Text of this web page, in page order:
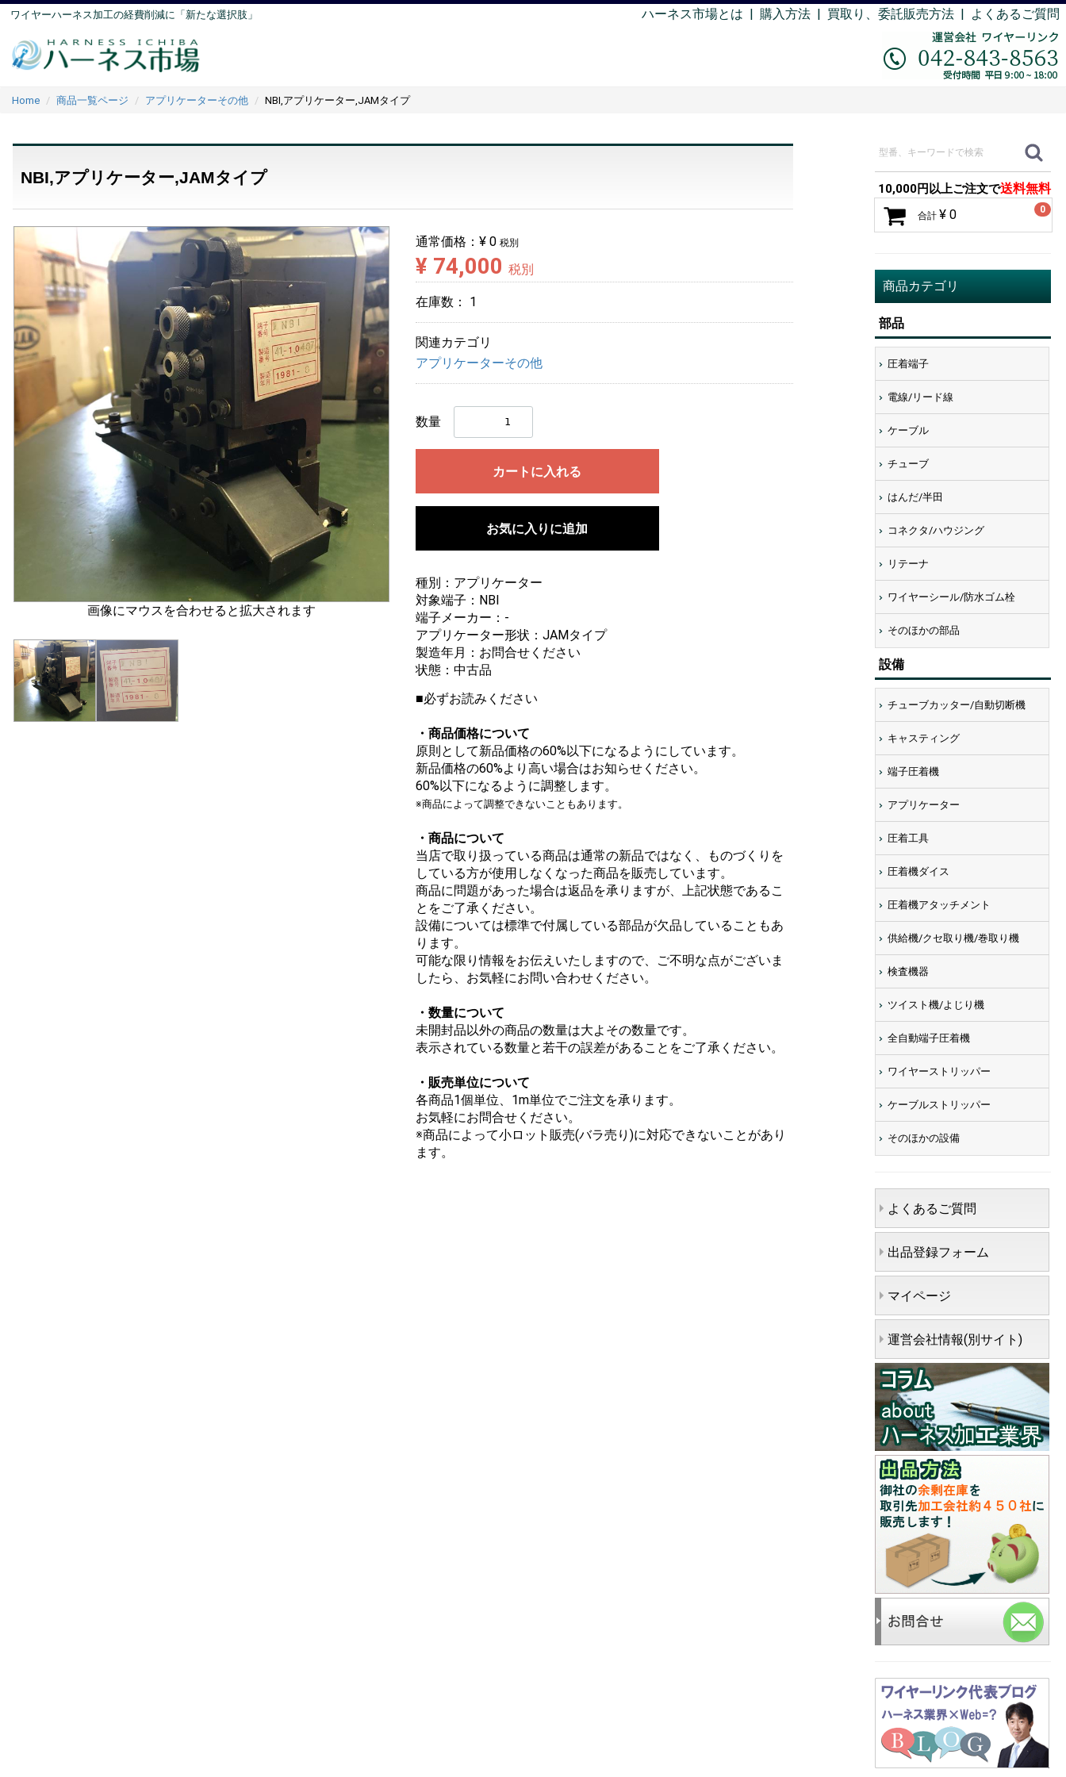
ワイヤーハーネス加工の経費削減に「新たな選択肢」 ハーネス市場とは | 購入方法 | 買取り、委託販売方法 | よくあるご質問
Home 商品一覧ページ アプリケーターその他 NBI,アプリケーター,JAMタイプ
NBI,アプリケーター,JAMタイプ
画像にマウスを合わせると拡大されます 画像にマウスを合わせると拡大されます 画像にマウスを合わせると拡大されま
通常価格： ¥ 0 税別
¥ 74,000 税別
在庫数： 1
関連カテゴリ
アプリケーターその他
数量
カートに入れる
お気に入りに追加
種別：アプリケーター
対象端子：NBI
端子メーカー：-
アプリケーター形状：JAMタイプ
製造年月：お問合せください
状態：中古品
■必ずお読みください
・商品価格について
原則として新品価格の60%以下になるようにしています。
新品価格の60%より高い場合はお知らせください。
60%以下になるように調整します。
※商品によって調整できないこともあります。
・商品について
当店で取り扱っている商品は通常の新品ではなく、ものづくりを
している方が使用しなくなった商品を販売しています。
商品に問題があった場合は返品を承りますが、上記状態であるこ
とをご了承ください。
設備については標準で付属している部品が欠品していることもあ
ります。
可能な限り情報をお伝えいたしますので、ご不明な点がございま
したら、お気軽にお問い合わせください。
・数量について
未開封品以外の商品の数量は大よその数量です。
表示されている数量と若干の誤差があることをご了承ください。
・販売単位について
各商品1個単位、1m単位でご注文を承ります。
お気軽にお問合せください。
※商品によって小ロット販売(バラ売り)に対応できないことがあり
ます。
10,000円以上ご注文で送料無料
0
合計 ¥ 0
商品カテゴリ
部品
圧着端子
電線/リード線
ケーブル
チューブ
はんだ/半田
コネクタ/ハウジング
リテーナ
ワイヤーシール/防水ゴム栓
そのほかの部品
設備
チューブカッター/自動切断機
キャスティング
端子圧着機
アプリケーター
圧着工具
圧着機ダイス
圧着機アタッチメント
供給機/クセ取り機/巻取り機
検査機器
ツイスト機/よじり機
全自動端子圧着機
ワイヤーストリッパー
ケーブルストリッパー
そのほかの設備
よくあるご質問
出品登録フォーム
マイページ
運営会社情報(別サイト)